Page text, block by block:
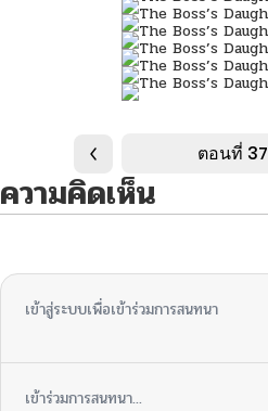
ตอนที่ 37
ความคิดเห็น
เข้าสู่ระบบเพื่อเข้าร่วมการสนทนา
เข้าร่วมการสนทนา...